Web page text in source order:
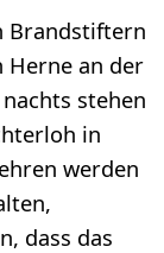
Brandstiftern
Herne an der
stehen
in
werden
dass das